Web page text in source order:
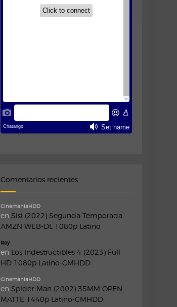
Comentarios recientes
CinemaniaHDD
en Sisi (2022) Segunda Temporada
AMZN WEB-DL 1080p Latino
Roy
en Los Indestructibles 4 (2023) Full
HD 1080p Latino-CMHDD
CinemaniaHDD
en Spider-Man (2002) 35MM OPEN
MATTE 1440p Latino-CMHDD